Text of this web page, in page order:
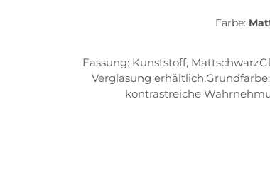
Farbe:
Fassung: Kunststoff,
Verglasung
kontrastreiche